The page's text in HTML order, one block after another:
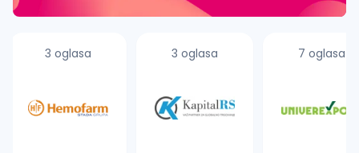
3 oglasa 3 oglasa 7 oglasa